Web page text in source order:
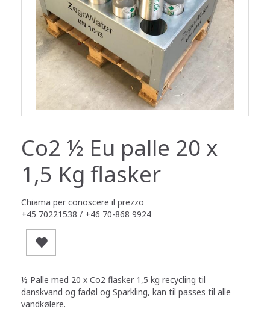
Co2 ½ Eu palle 20 x
1,5 Kg flasker
Chiama per conoscere il prezzo
+45 70221538 / +46 70-868 9924
½ Palle med 20 x Co2 flasker 1,5 kg recycling til
danskvand og fadøl og Sparkling, kan til passes til alle
vandkølere.